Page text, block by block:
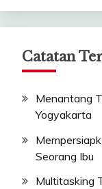
Catatan
Menantang
Yogyakarta
Seorang Ibu
Multitasking